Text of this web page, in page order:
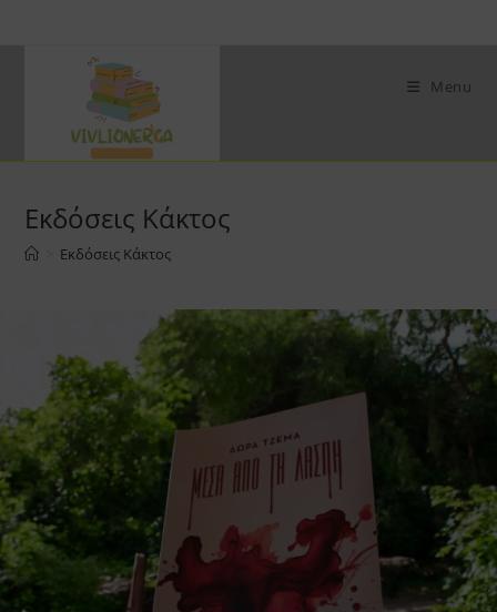
Menu
Εκδόσεις Κάκτος
Εκδόσεις Κάκτος